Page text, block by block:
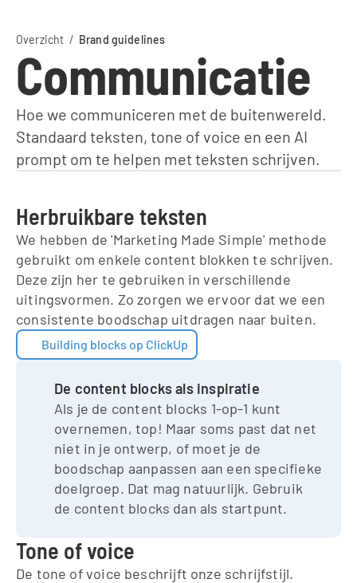
Herbruikbare teksten
We hebben de 'Marketing Made Simple' methode
gebruikt om enkele content blokken te schrijven.
Deze zijn her te gebruiken in verschillende
uitingsvormen. Zo zorgen we ervoor dat we een
consistente boodschap uitdragen naar buiten.
Building blocks op ClickUp
De content blocks als inspiratie
Als je de content blocks 1-op-1 kunt
overnemen, top! Maar soms past dat net
niet in je ontwerp, of moet je de
boodschap aanpassen aan een specifieke
doelgroep. Dat mag natuurlijk. Gebruik
de content blocks dan als startpunt.
Tone of voice
De tone of voice beschrijft onze schrijfstijl.
Overzicht
  /
Brand guidelines
Communicatie
Hoe we communiceren met de buitenwereld.
Standaard teksten, tone of voice en een AI
prompt om te helpen met teksten schrijven.